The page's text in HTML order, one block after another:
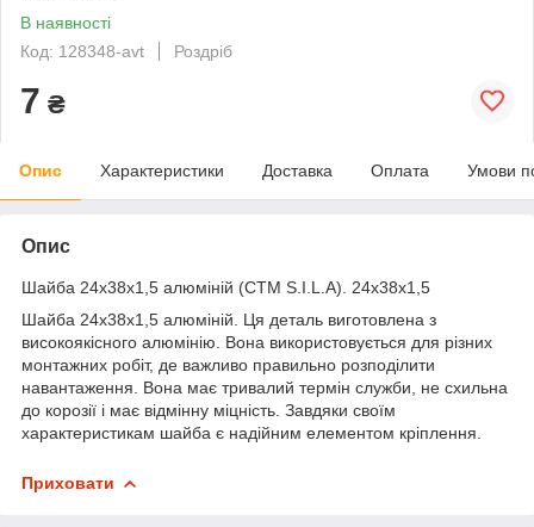
В наявності
Код: 128348-avt
Роздріб
7 ₴
Опис Характеристики Доставка Оплата Умови
Опис
Шайба 24x38x1,5 алюміній (СТМ S.I.L.A). 24х38х1,5
Шайба 24х38х1,5 алюміній. Ця деталь виготовлена з
високоякісного алюмінію. Вона використовується для різних
монтажних робіт, де важливо правильно розподілити
навантаження. Вона має тривалий термін служби, не схильна
до корозії і має відмінну міцність. Завдяки своїм
характеристикам шайба є надійним елементом кріплення.
Приховати